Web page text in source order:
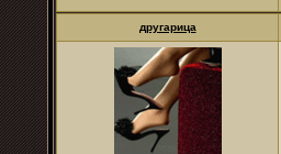
другарица